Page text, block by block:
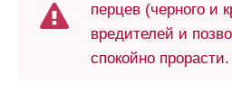
перцев (черного и
вредителей и
спокойно прорасти.